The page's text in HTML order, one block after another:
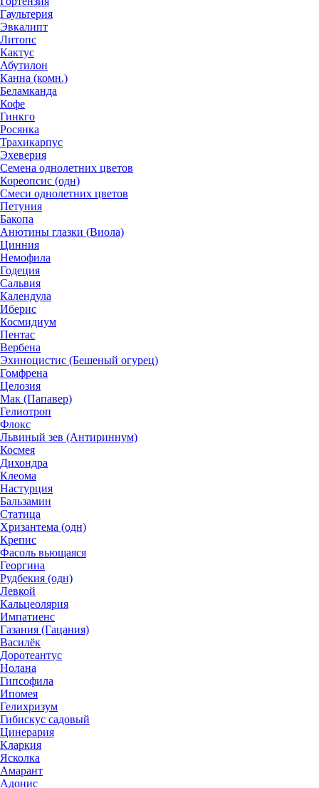
Гаультерия
Эвкалипт
Литопс
Кактус
Абутилон
Канна (комн.)
Беламканда
Кофе
Гинкго
Росянка
Трахикарпус
Эхеверия
Семена однолетних цветов
Кореопсис (одн)
Смеси однолетних цветов
Петуния
Бакопа
Анютины глазки (Виола)
Цинния
Немофила
Годеция
Сальвия
Календула
Иберис
Космидиум
Пентас
Вербена
Эхиноцистис (Бешеный огурец)
Гомфрена
Целозия
Мак (Папавер)
Гелиотроп
Флокс
Львиный зев (Антириннум)
Космея
Дихондра
Клеома
Настурция
Бальзамин
Статица
Хризантема (одн)
Крепис
Фасоль вьющаяся
Георгина
Рудбекия (одн)
Левкой
Кальцеолярия
Импатиенс
Газания (Гацания)
Василёк
Доротеантус
Нолана
Гипсофила
Ипомея
Гелихризум
Гибискус садовый
Цинерария
Кларкия
Ясколка
Амарант
Адонис